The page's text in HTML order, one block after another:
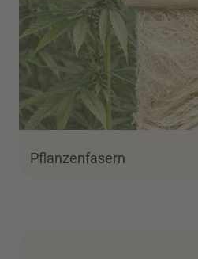
Pflanzenfasern